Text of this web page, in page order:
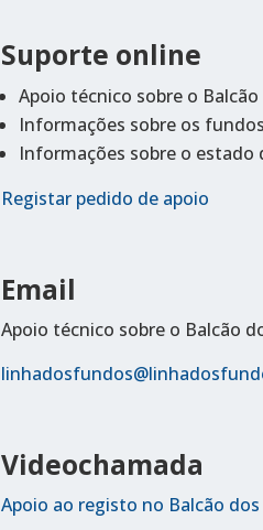
Suporte online
Apoio técnico sobre o
Informações sobre os
Informações sobre o estado
Registar pedido de apoio
Email
Apoio técnico sobre o Balcão
Videochamada
Apoio ao registo no Balcão